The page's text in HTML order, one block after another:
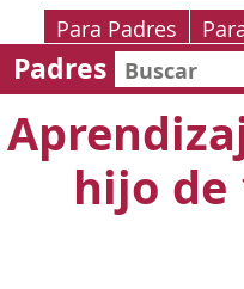
Para Padres
Padres
hijo de